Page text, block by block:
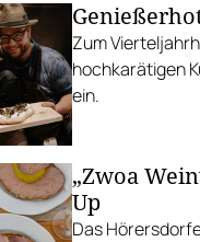
Zum
hochkarätigen
ein.
„Zwoa
Up
Das